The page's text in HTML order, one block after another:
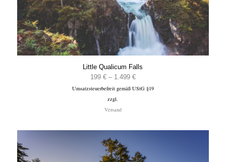
Little Qualicum Falls
199 € – 1.499 €Preisspanne:
199 €
Umsatzsteuerbefreit gemäß UStG §19
zzgl.
Versand